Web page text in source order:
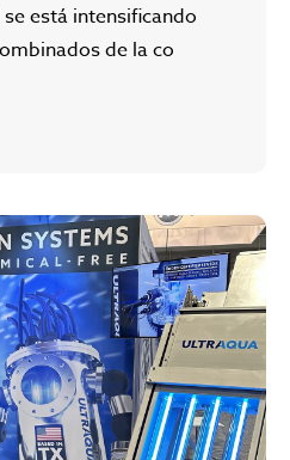
está intensificando
de la co